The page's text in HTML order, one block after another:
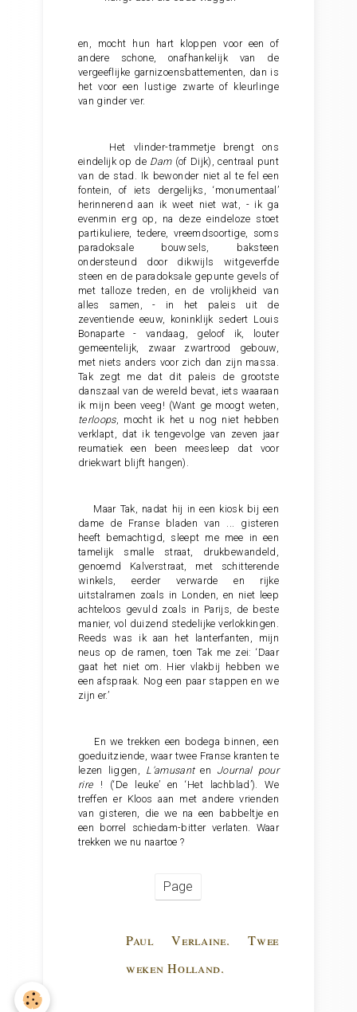
en, mocht hun hart kloppen voor een of
andere schone, onafhankelijk van de
vergeeflijke garnizoensbattementen, dan is
het voor een lustige zwarte of kleurlinge
van ginder ver.
Het vlinder-trammetje brengt ons
eindelijk op de Dam(of Dijk), centraal punt
van de stad. Ik bewonder niet al te fel een
fontein, of iets dergelijks, ‘monumentaal’
herinnerend aan ik weet niet wat, - ik ga
evenmin erg op, na deze eindeloze stoet
partikuliere, tedere, vreemdsoortige, soms
paradoksale bouwsels, baksteen
ondersteund door dikwijls witgeverfde
steen en de paradoksale gepunte gevels of
met talloze treden, en de vrolijkheid van
alles samen, - in het paleis uit de
zeventiende eeuw, koninklijk sedert Louis
Bonaparte - vandaag, geloof ik, louter
gemeentelijk, zwaar zwartrood gebouw,
met niets anders voor zich dan zijn massa.
Tak zegt me dat dit paleis de grootste
danszaal van de wereld bevat, iets waaraan
ik mijn been veeg! (Want ge moogt weten,
terloops, mocht ik het u nog niet hebben
verklapt, dat ik tengevolge van zeven jaar
reumatiek een been meesleep dat voor
driekwart blijft hangen).
Maar Tak, nadat hij in een kiosk bij een
dame de Franse bladen van ... gisteren
heeft bemachtigd, sleept me mee in een
tamelijk smalle straat, drukbewandeld,
genoemd Kalverstraat, met schitterende
winkels, eerder verwarde en rijke
uitstalramen zoals in Londen, en niet leep
achteloos gevuld zoals in Parijs, de beste
manier, vol duizend stedelijke verlokkingen.
Reeds was ik aan het lanterfanten, mijn
neus op de ramen, toen Tak me zei: ‘Daar
gaat het niet om. Hier vlakbij hebben we
een afspraak. Nog een paar stappen en we
zijn er.’
En we trekken een bodega binnen, een
goeduitziende, waar twee Franse kranten te
lezen liggen, L'amusanten Journal pour
rire ! (‘De leuke’ en ‘Het lachblad’). We
treffen er Kloos aan met andere vrienden
van gisteren, die we na een babbeltje en
een borrel schiedam-bitter verlaten. Waar
trekken we nu naartoe ?
Page
Paul Verlaine. Twee
weken Holland.